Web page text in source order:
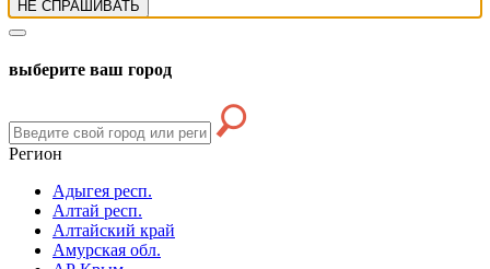
НЕ СПРАШИВАТЬ
выберите ваш город
Регион
Адыгея респ.
Алтай респ.
Алтайский край
Амурская обл.